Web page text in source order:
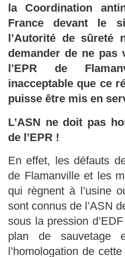
la Coordination
France devant le
l’Autorité de sûreté
demander de ne pas
l’EPR de
inacceptable que ce
puisse être mis en
L’ASN ne doit pas
de l’EPR !
En effet, les défauts
de Flamanville et les
qui règnent à l’usine
sont connus de l’ASN
sous la pression
plan de sauvetage
l’homologation de